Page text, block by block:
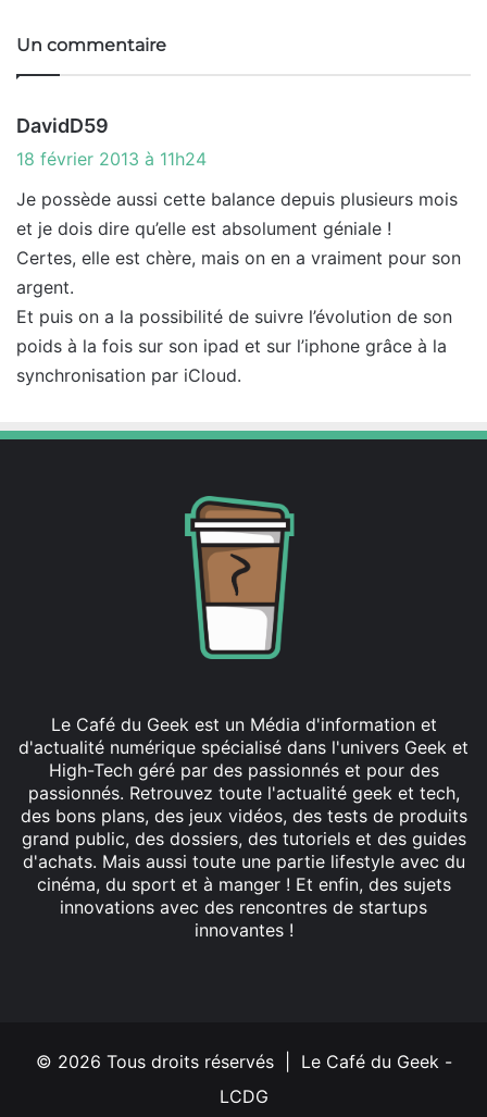
Un commentaire
DavidD59
i
18 février 2013 à 11h24
Je possède aussi cette balance depuis plusieurs mois
et je dois dire qu’elle est absolument géniale !
Certes, elle est chère, mais on en a vraiment pour son
argent.
Et puis on a la possibilité de suivre l’évolution de son
poids à la fois sur son ipad et sur l’iphone grâce à la
synchronisation par iCloud.
Le Café du Geek est un Média d'information et
d'actualité numérique spécialisé dans l'univers Geek et
High-Tech géré par des passionnés et pour des
passionnés. Retrouvez toute l'actualité geek et tech,
des bons plans, des jeux vidéos, des tests de produits
grand public, des dossiers, des tutoriels et des guides
d'achats. Mais aussi toute une partie lifestyle avec du
cinéma, du sport et à manger ! Et enfin, des sujets
innovations avec des rencontres de startups
innovantes !
© 2026 Tous droits réservés | Le Café du Geek -
LCDG